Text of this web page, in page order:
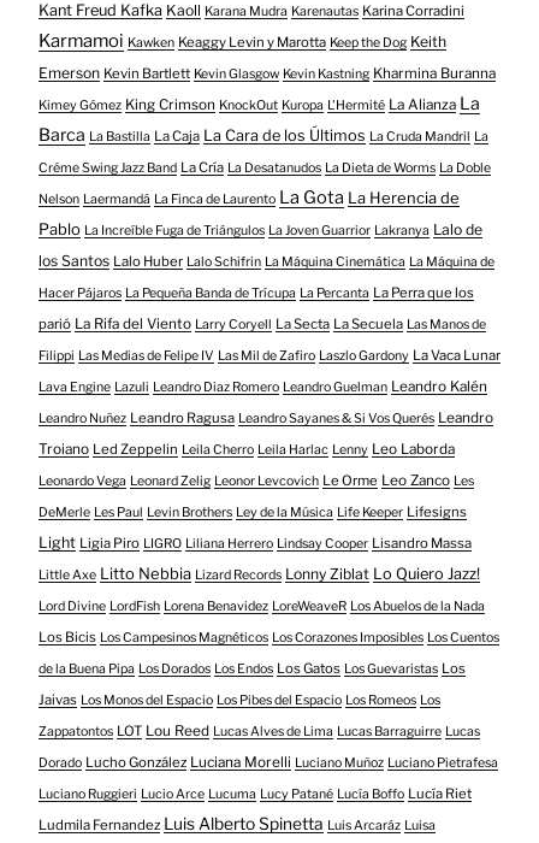
Kant Freud Kafka Kaoll Karana Mudra Karenautas Karina Corradini
Karmamoi Kawken Keaggy Levin y Marotta Keep the Dog Keith
Emerson Kevin Bartlett Kevin Glasgow Kevin Kastning Kharmina Buranna
Kimey Gómez King Crimson KnockOut Kuropa L'Hermité La Alianza La
Barca La Bastilla La Caja La Cara de los Últimos La Cruda Mandril
La
Créme Swing Jazz Band La Cría La Desatanudos La Dieta de Worms La Doble
Nelson Laermandá La Finca de Laurento La Gota La Herencia de
Pablo La Increíble Fuga de Triángulos La Joven Guarrior Lakranya Lalo de
los Santos Lalo Huber Lalo Schifrin La Máquina Cinemática La Máquina de
Hacer Pájaros La Pequeña Banda de Trícupa La Percanta La Perra que los
parió La Rifa del Viento Larry Coryell La Secta La Secuela Las Manos de
Filippi Las Medias de Felipe IV Las Mil de Zafiro Laszlo Gardony La Vaca Lunar
Lava Engine Lazuli Leandro Diaz Romero Leandro Guelman Leandro Kalén
Leandro Nuñez Leandro Ragusa Leandro Sayanes & Si Vos Querés Leandro
Troiano Led Zeppelin Leila Cherro Leila Harlac Lenny Leo Laborda
Leonardo Vega Leonard Zelig Leonor Levcovich Le Orme Leo Zanco Les
DeMerle Les Paul Levin Brothers Ley de la Música Life Keeper Lifesigns
Light Ligia Piro LIGRO Liliana Herrero Lindsay Cooper Lisandro Massa
Little Axe Litto Nebbia Lizard Records Lonny Ziblat Lo Quiero Jazz!
Lord Divine LordFish Lorena Benavidez LoreWeaveR Los Abuelos de la Nada
Los Bicis Los Campesinos Magnéticos Los Corazones Imposibles Los Cuentos
de la Buena Pipa Los Dorados Los Endos Los Gatos Los Guevaristas Los
Jaivas Los Monos del Espacio Los Pibes del Espacio Los Romeos Los
Zappatontos LOT Lou Reed Lucas Alves de Lima Lucas Barraguirre Lucas
Dorado Lucho González Luciana Morelli Luciano Muñoz Luciano Pietrafesa
Luciano Ruggieri Lucio Arce Lucuma Lucy Patané Lucía Boffo Lucía Riet
Ludmila Fernandez Luis Alberto Spinetta Luis Arcaráz Luisa